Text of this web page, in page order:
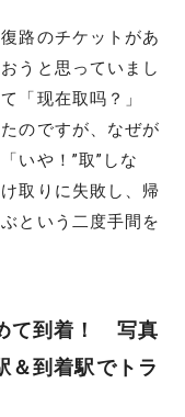
路のチケットがあ
うと思っていまし
「现在取吗？」
のですが、なぜが
いや！”取”しな
取りに失敗し、帰
という二度手間を
て到着！ 写真
＆到着駅でトラ